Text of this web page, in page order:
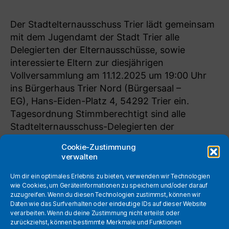
Cookie-Zustimmung
verwalten
Um dir ein optimales Erlebnis zu bieten, verwenden wir Technologien
wie Cookies, um Geräteinformationen zu speichern und/oder darauf
zuzugreifen. Wenn du diesen Technologien zustimmst, können wir
Daten wie das Surfverhalten oder eindeutige IDs auf dieser Website
verarbeiten. Wenn du deine Zustimmung nicht erteilst oder
zurückziehst, können bestimmte Merkmale und Funktionen
Der Stadtelternausschuss Trier lädt gemeinsam
mit dem Jugendamt der Stadt Trier alle
Delegierten der Elternausschüsse, sowie
interessierte Eltern zur diesjährigen
Vollversammlung am 11.12.2025 um 19:00 Uhr
ins Bürgerhaus Trier Nord (Bürgersaal –
EG), Hans-Eiden-Platz 4, 54292 Trier ein.
Tagesordnung Stimmberechtigt sind alle
Stadtelternausschuss-Delegierten der
/ Kita). Der Vorstand wird […]
Schlagwörter
2025,Neuwahl,StEA, StEA-Neuwahl,
Vollversammlung 2025